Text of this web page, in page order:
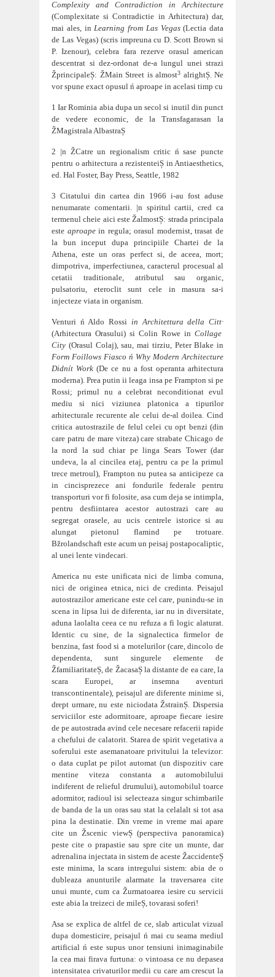
Complexity and Contradiction in Architecture
(Complexitate si Contradictie in Arhitectura) dar,
mai ales, inLearning from Las Vegas(Lectia data
de Las Vegas) (scris impreuna cu D. Scott Brown si
P. Izenour), celebra fara rezerve orasul american
descentrat si dez-ordonat de-a lungul unei strazi
ŽprincipaleȘ: ŽMain Street is almost3 alrightȘ. Ne
vor spune exact opusul ń aproape in acelasi timp cu
1 Iar Rominia abia dupa un secol si inutil din punct
de vedere economic, de la Transfagarasan la
ŽMagistrala AlbastraȘ
2 |n ŽCatre un regionalism critic ń sase puncte
pentru o arhitectura a rezistenteiȘ in Antiaesthetics,
ed. Hal Foster, Bay Press, Seattle, 1982
3 Citatului din cartea din 1966 i-au fost aduse
nenumarate comentarii. |n spiritul cartii, cred ca
termenul cheie aici este ŽalmostȘ: strada principala
este aproapein regula; orasul modernist, trasat de
la bun inceput dupa principiile Chartei de la
Athena, este un oras perfect si, de aceea, mort;
dimpotriva, imperfectiunea, caracterul procesual al
cetatii traditionale, atributul sau organic,
pulsatoriu, eteroclit sunt cele in masura sa-i
injecteze viata in organism.
Venturi ń Aldo Rossi in Architettura della Citt·
(Arhitectura Orasului) si Colin Rowe in Collage
City (Orasul Colaj), sau, mai tirziu, Peter Blake in
Form Foillows Fiasco ń Why Modern Architecture
Didnít Work (De ce nu a fost operanta arhitectura
moderna). Prea putin ii leaga insa pe Frampton si pe
Rossi; primul nu a celebrat neconditionat evul
mediu si nici viziunea platonica a tipurilor
arhitecturale recurente ale celui de-al doilea. Cind
critica autostrazile de felul celei cu opt benzi (din
care patru de mare viteza) care strabate Chicago de
la nord la sud chiar pe linga Sears Tower (dar
undeva, la al cincilea etaj, pentru ca pe la primul
trece metroul), Frampton nu putea sa anticipeze ca
in cincisprezece ani fondurile federale pentru
transporturi vor fi folosite, asa cum deja se intimpla,
pentru desfiintarea acestor autostrazi care au
segregat orasele, au ucis centrele istorice si au
alungat pietonul flamind pe trotuare.
Bžrolandschaft este acum un peisaj postapocaliptic,
al unei lente vindecari.
America nu este unificata nici de limba comuna,
nici de originea etnica, nici de credinta. Peisajul
autostrazilor americane este cel care, punindu-se in
scena in lipsa lui de diferenta, iar nu in diversitate,
aduna laolalta ceea ce nu refuza a fi logic alaturat.
Identic cu sine, de la signalectica firmelor de
benzina, fast food si a motelurilor (care, dincolo de
dependenta, sunt singurele elemente de
ŽfamiliaritateȘ, de ŽacasaȘ la distante de ea care, la
scara Europei, ar insemna aventuri
transcontinentale), peisajul are diferente minime si,
drept urmare, nu este niciodata ŽstrainȘ. Dispersia
serviciilor este adormitoare, aproape fiecare iesire
de pe autostrada avind cele necesare refacerii rapide
a chefului de calatorit. Starea de spirit vegetativa a
soferului este asemanatoare privitului la televizor:
o data cuplat pe pilot automat (un dispozitiv care
mentine viteza constanta a automobilului
indiferent de relieful drumului), automobilul toarce
adormitor, radioul isi selecteaza singur schimbarile
de banda de la un oras sau stat la celalalt si tot asa
pina la destinatie. Din vreme in vreme mai apare
cite un Žscenic viewȘ (perspectiva panoramica)
peste cite o prapastie sau spre cite un munte, dar
adrenalina injectata in sistem de aceste ŽaccidenteȘ
este minima, la scara intregului sistem: abia de o
dubleaza anunturile alarmate la traversarea cite
unui munte, cum ca Žurmatoarea iesire cu servicii
este abia la treizeci de mileȘ, tovarasi soferi!
Asa se explica de altfel de ce, slab articulat vizual
dupa domesticire, peisajul ń mai cu seama mediul
artificial ń este supus unor tensiuni inimaginabile
la cea mai firava furtuna: o vintoasa ce nu depasea
intensitatea crivaturilor medii cu care am crescut la